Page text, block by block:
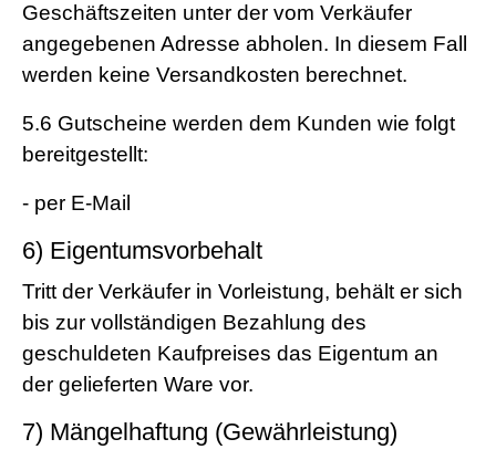
Geschäftszeiten unter der vom Verkäufer
angegebenen Adresse abholen. In diesem Fall
werden keine Versandkosten berechnet.
5.6 Gutscheine werden dem Kunden wie folgt
bereitgestellt:
- per E-Mail
6) Eigentumsvorbehalt
Tritt der Verkäufer in Vorleistung, behält er sich
bis zur vollständigen Bezahlung des
geschuldeten Kaufpreises das Eigentum an
der gelieferten Ware vor.
7) Mängelhaftung (Gewährleistung)